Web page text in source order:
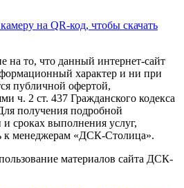
на QR-код, чтобы скачать
то, что данный интернет-сайт
характер и ни при
публичной офертой,
ч. 2 ст. 437 Гражданского кодекса
получения подробной
сроках выполнения услуг,
к менеджерам «ДСК-Столица».
материалов сайта ДСК-